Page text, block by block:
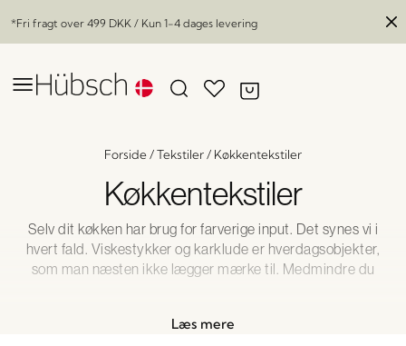
*Fri fragt over 499 DKK / Kun 1-4 dages levering
Forside/Tekstiler/ Køkkentekstiler
Køkkentekstiler
Selv dit køkken har brug for farverige input. Det synes vi i
hvert fald. Viskestykker og karklude er hverdagsobjekter,
som man næsten ikke lægger mærke til. Medmindre du
Læs mere